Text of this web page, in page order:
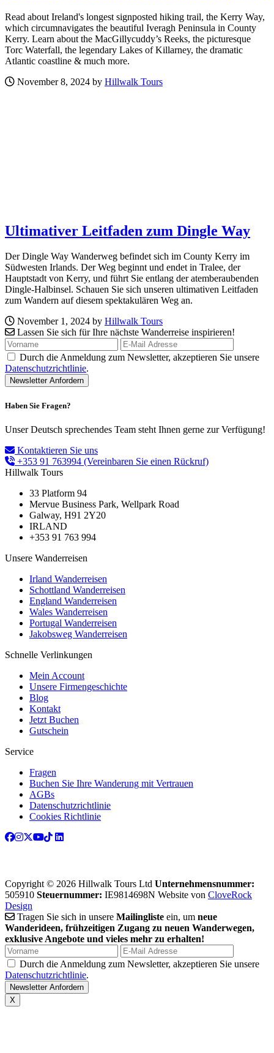
Read about Ireland's longest signposted hiking trail, the Kerry Way,
which circumnavigates the beautiful Iveragh Peninsula in County
Kerry. Learn about the MacGillycuddy’s Reeks, the picturesque
Torc Waterfall, the legendary Lakes of Killarney, the dramatic
Atlantic coastline & much more.
November 8, 2024 by Hillwalk Tours
Ultimativer Leitfaden zum Dingle Way
Der Dingle Way Wanderweg befindet sich im County Kerry im
Südwesten Irlands. Der Weg beginnt und endet in Tralee, der
Hauptstadt von Kerry, und führt Sie entlang der atemberaubenden
Dingle-Halbinsel. Schauen Sie sich unseren ultimativen Leitfaden
zum Wandern auf diesem spektakulären Weg an.
November 1, 2024 by Hillwalk Tours
Lassen Sie sich für Ihre nächste Wanderreise inspirieren!
Durch die Anmeldung zum Newsletter, akzeptieren Sie unsere
Datenschutzrichtlinie.
Haben Sie Fragen?
Unser Deutsch sprechendes Team steht Ihnen gerne zur Verfügung!
Kontaktieren Sie uns
+353 91 763994 (Vereinbaren Sie einen Rückruf)
Hillwalk Tours
33 Platform 94
Mervue Business Park, Wellpark Road
Galway, H91 2Y20
IRLAND
+353 91 763 994
Unsere Wanderreisen
Irland Wanderreisen
Schottland Wanderreisen
England Wanderreisen
Wales Wanderreisen
Portugal Wanderreisen
Jakobsweg Wanderreisen
Schnelle Verlinkungen
Mein Account
Unsere Firmengeschichte
Blog
Kontakt
Jetzt Buchen
Gutschein
Service
Fragen
Buchen Sie Ihre Wanderung mit Vertrauen
AGBs
Datenschutzrichtlinie
Cookies Richtlinie
Copyright © 2026 Hillwalk Tours Ltd Unternehmensnummer:
505910 Steuernummer: IE9814698N Website von CloveRock
Design
Tragen Sie sich in unsere Mailingliste ein, um neue
Wanderideen, frühzeitigen Zugang zu neuen Wanderwegen,
exklusive Angebote und vieles mehr zu erhalten!
Durch die Anmeldung zum Newsletter, akzeptieren Sie unsere
Datenschutzrichtlinie.
X